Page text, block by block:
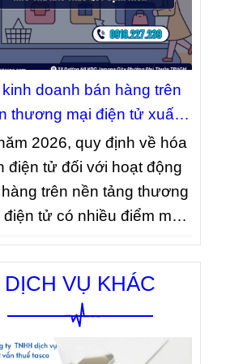
phải hoàn thành việc
báo doanh thu phát sinh
quan thuế đúng thời hạn.
là quy định nhằm giúp cơ
thuế xác định tình hình
doanh thực tế và làm căn
lý thuế theo quy định
hiện hành.
kinh doanh bán hàng trên
thương mại điện tử xuất
đơn như thế nào theo quy
định mới?
2026, quy định về hóa
điện tử đối với hoạt động
trên nền tảng thương
điện tử có nhiều điểm mới
chú ý. Dưới đây là một số
định về xuất hóa đơn mà
kinh doanh bán hàng trên
thương mại điện tử cần lưu
DỊCH VỤ KHÁC